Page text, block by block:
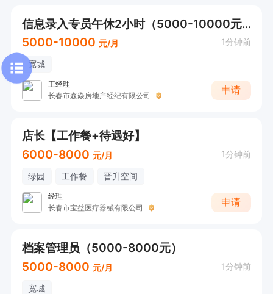
信息录入专员午休2小时（5000-10000元）
5000-10000 元/月 1分钟前
宽城
王经理
长春市森焱房地产经纪有限公司
申请
店长【工作餐+待遇好】
6000-8000 元/月 1分钟前
绿园 工作餐 晋升空间
经理
长春市宝益医疗器械有限公司
申请
档案管理员（5000-8000元）
5000-8000 元/月 1分钟前
宽城